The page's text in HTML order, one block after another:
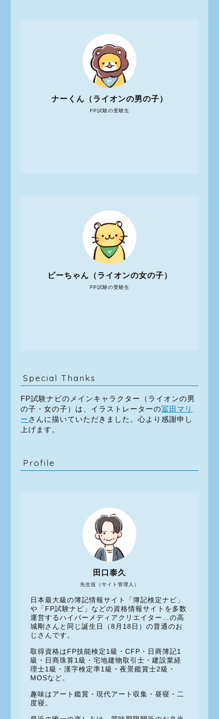
FP試験の受験生
ナーくん（ライオンの男の子）
FP試験の受験生
ビーちゃん（ライオンの女の子）
Special Thanks
FP試験ナビのメインキャラクター（ライオンの男
の子・女の子）は、イラストレーターの冨田マリ
ー さんに描いていただきました。心より感謝申し
上げます。
Profile
先生役（サイト管理人）
田口泰久
日本最大級の簿記情報サイト「簿記検定ナビ」
や「FP試験ナビ」などの資格情報サイトを多数
運営するハイパーメディアクリエイター…の高
城剛さんと同じ誕生日（8月18日）の普通のお
じさんです。
取得資格はFP技能検定1級・CFP・日商簿記1
級・日商珠算1級・宅地建物取引士・建設業経
理士1級・漢字検定準1級・夜景鑑賞士2級・
MOSなど。
趣味はアート鑑賞・現代アート収集・昼寝・二
度寝。